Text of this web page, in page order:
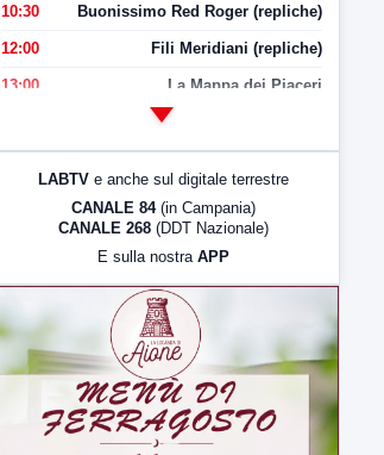
10:30 Buonissimo Red Roger (repliche)
12:00 Fili Meridiani (repliche)
13:00 La Mappa dei Piaceri
LabNews (Diretta)
LabNews (replica)
LABTV e anche sul digitale terrestre
CANALE 84 (in Campania)
CANALE 268 (DDT Nazionale)
E sulla nostra APP